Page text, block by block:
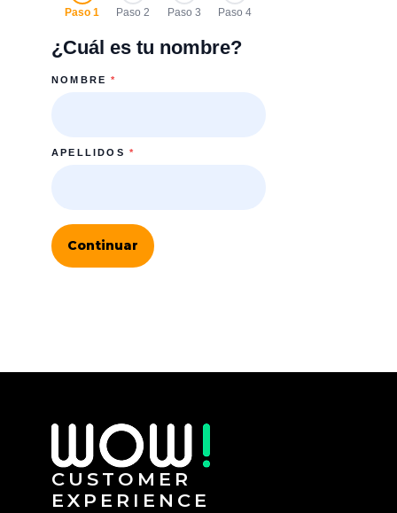
Paso 1
Paso 2
Paso 3
Paso 4
¿Cuál es tu nombre?
NOMBRE*
APELLIDOS *
Continuar
CUSTOMER
EXPERIENCE